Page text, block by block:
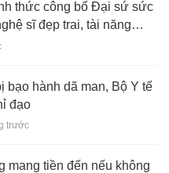
thức công bố Đại sứ sức
sĩ đẹp trai, tài năng
bạo hành dã man, Bộ Y tế
đạo
trước
mang tiền đến nếu không